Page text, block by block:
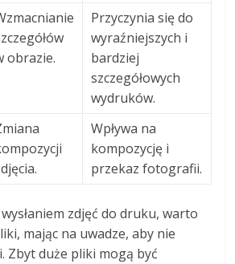
obrazie.
Przyczynia się do
wyraźniejszych i
bardziej
szczegółowych
wydruków.
Wpływa na
kompozycję i
przekaz fotografii.
zdjęć do druku, warto
mając na uwadze, aby nie
Zbyt duże pliki mogą być